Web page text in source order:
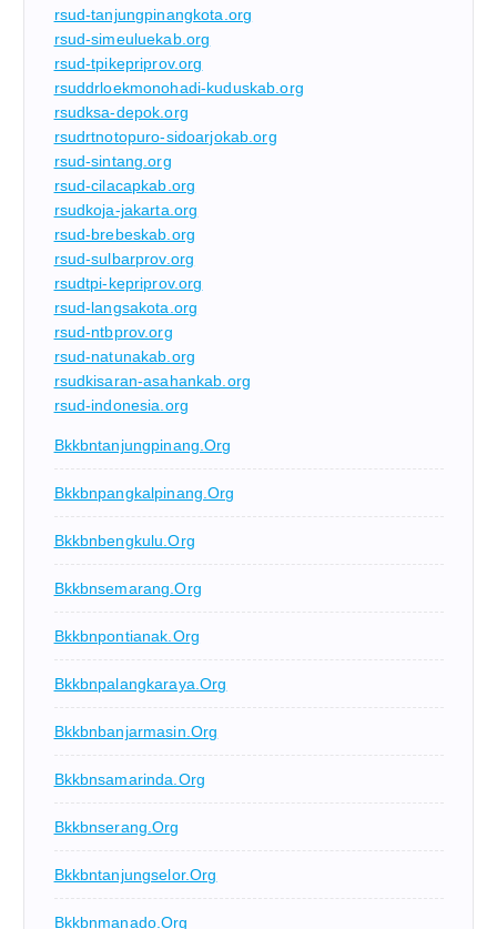
rsud-tanjungpinangkota.org
rsud-simeuluekab.org
rsud-tpikepriprov.org
rsuddrloekmonohadi-kuduskab.org
rsudksa-depok.org
rsudrtnotopuro-sidoarjokab.org
rsud-sintang.org
rsud-cilacapkab.org
rsudkoja-jakarta.org
rsud-brebeskab.org
rsud-sulbarprov.org
rsudtpi-kepriprov.org
rsud-langsakota.org
rsud-ntbprov.org
rsud-natunakab.org
rsudkisaran-asahankab.org
rsud-indonesia.org
Bkkbntanjungpinang.org
Bkkbnpangkalpinang.org
Bkkbnbengkulu.org
Bkkbnsemarang.org
Bkkbnpontianak.org
Bkkbnpalangkaraya.org
Bkkbnbanjarmasin.org
Bkkbnsamarinda.org
Bkkbnserang.org
Bkkbntanjungselor.org
Bkkbnmanado.org